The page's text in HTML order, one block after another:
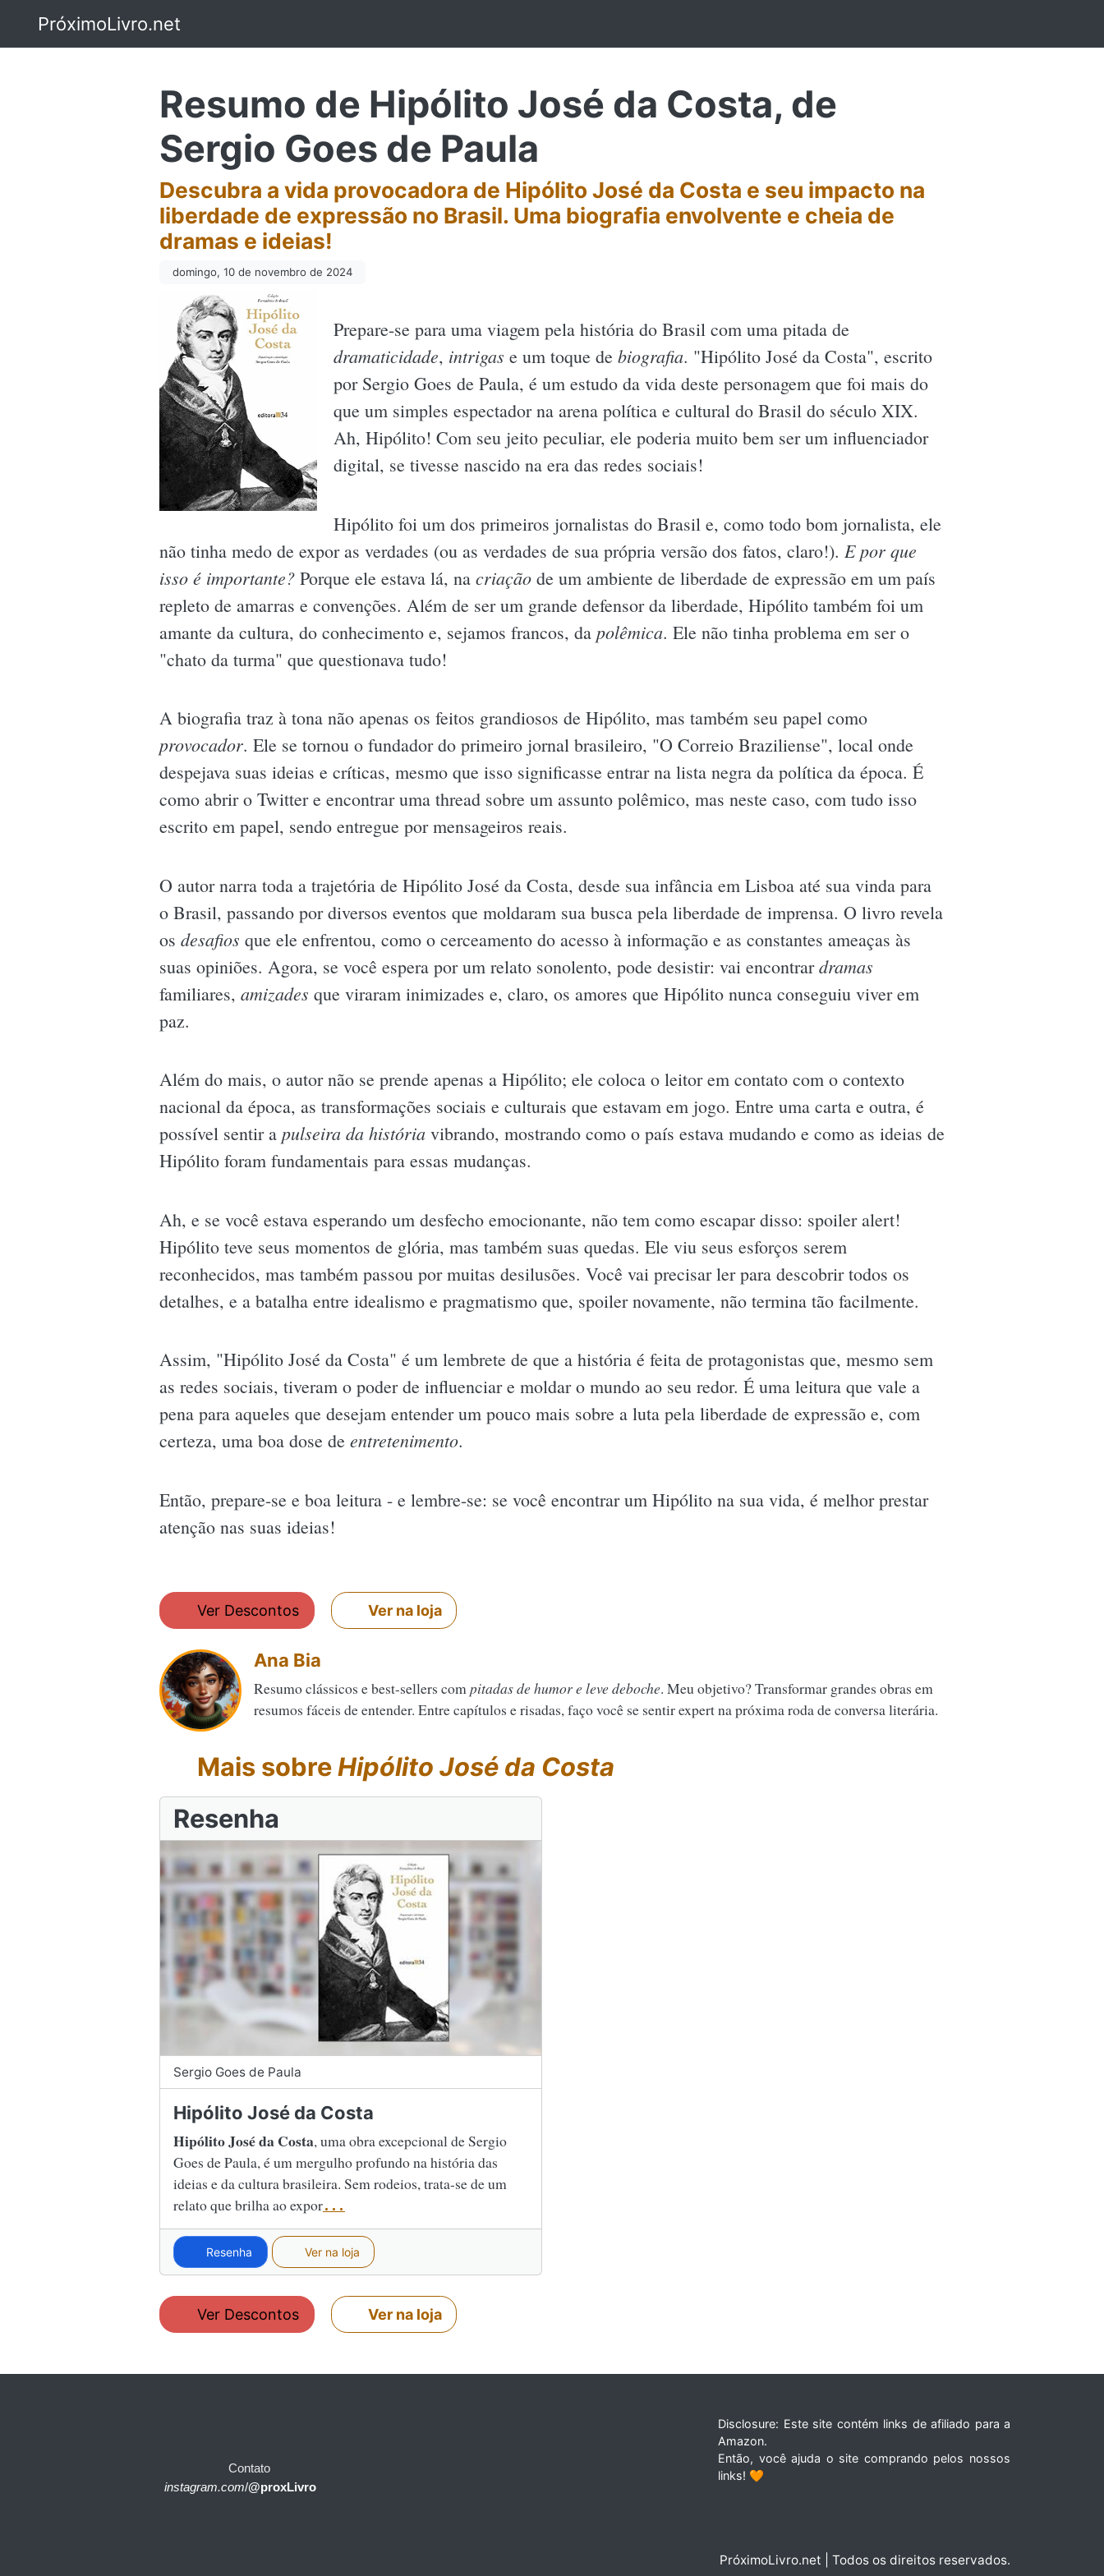
PróximoLivro.net
Resumo de Hipólito José da Costa, de
Sergio Goes de Paula
Descubra a vida provocadora de Hipólito José da Costa e seu impacto na
liberdade de expressão no Brasil. Uma biografia envolvente e cheia de
dramas e ideias!
domingo, 10 de novembro de 2024
Prepare-se para uma viagem pela história do Brasil com uma pitada de
dramaticidade, intrigas e um toque de biografia. "Hipólito José da Costa", escrito
por Sergio Goes de Paula, é um estudo da vida deste personagem que foi mais do
que um simples espectador na arena política e cultural do Brasil do século XIX.
Ah, Hipólito! Com seu jeito peculiar, ele poderia muito bem ser um influenciador
digital, se tivesse nascido na era das redes sociais!
Hipólito foi um dos primeiros jornalistas do Brasil e, como todo bom jornalista, ele
não tinha medo de expor as verdades (ou as verdades de sua própria versão dos fatos, claro!). E por que
isso é importante? Porque ele estava lá, na criação de um ambiente de liberdade de expressão em um país
repleto de amarras e convenções. Além de ser um grande defensor da liberdade, Hipólito também foi um
amante da cultura, do conhecimento e, sejamos francos, da polêmica. Ele não tinha problema em ser o
"chato da turma" que questionava tudo!
A biografia traz à tona não apenas os feitos grandiosos de Hipólito, mas também seu papel como
provocador. Ele se tornou o fundador do primeiro jornal brasileiro, "O Correio Braziliense", local onde
despejava suas ideias e críticas, mesmo que isso significasse entrar na lista negra da política da época. É
como abrir o Twitter e encontrar uma thread sobre um assunto polêmico, mas neste caso, com tudo isso
escrito em papel, sendo entregue por mensageiros reais.
O autor narra toda a trajetória de Hipólito José da Costa, desde sua infância em Lisboa até sua vinda para
o Brasil, passando por diversos eventos que moldaram sua busca pela liberdade de imprensa. O livro revela
os desafios que ele enfrentou, como o cerceamento do acesso à informação e as constantes ameaças às
suas opiniões. Agora, se você espera por um relato sonolento, pode desistir: vai encontrardramas
familiares, amizades que viraram inimizades e, claro, os amores que Hipólito nunca conseguiu viver em
paz.
Além do mais, o autor não se prende apenas a Hipólito; ele coloca o leitor em contato com o contexto
nacional da época, as transformações sociais e culturais que estavam em jogo. Entre uma carta e outra, é
possível sentir a pulseira da história vibrando, mostrando como o país estava mudando e como as ideias de
Hipólito foram fundamentais para essas mudanças.
Ah, e se você estava esperando um desfecho emocionante, não tem como escapar disso: spoiler alert!
Hipólito teve seus momentos de glória, mas também suas quedas. Ele viu seus esforços serem
reconhecidos, mas também passou por muitas desilusões. Você vai precisar ler para descobrir todos os
detalhes, e a batalha entre idealismo e pragmatismo que, spoiler novamente, não termina tão facilmente.
Assim, "Hipólito José da Costa" é um lembrete de que a história é feita de protagonistas que, mesmo sem
as redes sociais, tiveram o poder de influenciar e moldar o mundo ao seu redor. É uma leitura que vale a
pena para aqueles que desejam entender um pouco mais sobre a luta pela liberdade de expressão e, com
certeza, uma boa dose de entretenimento.
Então, prepare-se e boa leitura - e lembre-se: se você encontrar um Hipólito na sua vida, é melhor prestar
atenção nas suas ideias!
Ver Descontos Ver na loja
Ana Bia
Resumo clássicos e best-sellers compitadas de humor e leve deboche. Meu objetivo? Transformar grandes obras em
resumos fáceis de entender. Entre capítulos e risadas, faço você se sentir expert na próxima roda de conversa literária.
Mais sobreHipólito José da Costa
Resenha
Sergio Goes de Paula
Hipólito José da Costa
Hipólito José da Costa, uma obra excepcional de Sergio
Goes de Paula, é um mergulho profundo na história das
ideias e da cultura brasileira. Sem rodeios, trata-se de um
relato que brilha ao expor...
Resenha Ver na loja
Ver Descontos Ver na loja
Contato
instagram.com/@proxLivro
Disclosure: Este site contém links de afiliado para a
Amazon.
Então, você ajuda o site comprando pelos nossos
links! 🧡
PróximoLivro.net | Todos os direitos reservados.